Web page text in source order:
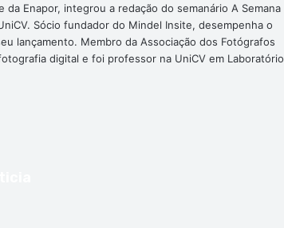
Enapor, integrou a redação do semanário A Semana
Sócio fundador do Mindel Insite, desempenha o
lançamento. Membro da Associação dos Fotógrafos
digital e foi professor na UniCV em Laboratório